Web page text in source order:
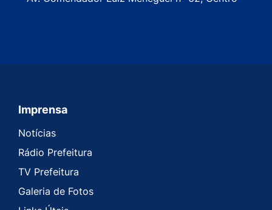
Seção do Rodapé e Contato
Imprensa
Notícias
Rádio Prefeitura
TV Prefeitura
Galeria de Fotos